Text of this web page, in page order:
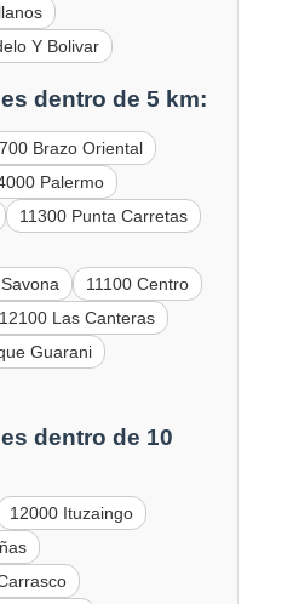
Y Bolivar
dentro de 5 km:
Brazo Oriental
Palermo
11300 Punta Carretas
11100 Centro
12100 Las Canteras
Guarani
dentro de 10
12000 Ituzaingo